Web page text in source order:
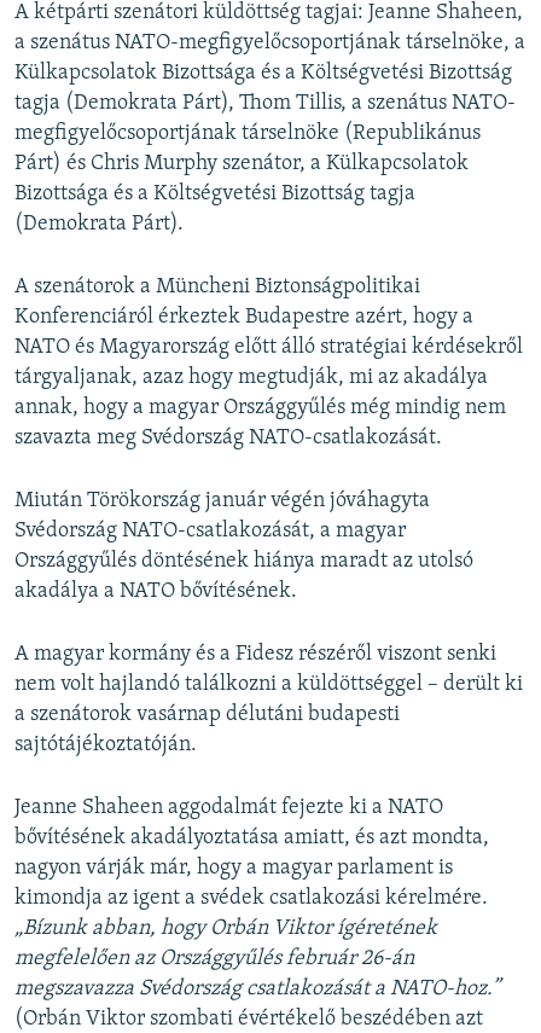
A kétpárti szenátori küldöttség tagjai: Jeanne Shaheen,
a szenátus NATO-megfigyelőcsoportjának társelnöke, a
Külkapcsolatok Bizottsága és a Költségvetési Bizottság
tagja (Demokrata Párt), Thom Tillis, a szenátus NATO-
megfigyelőcsoportjának társelnöke (Republikánus
Párt) és Chris Murphy szenátor, a Külkapcsolatok
Bizottsága és a Költségvetési Bizottság tagja
(Demokrata Párt).
A szenátorok a Müncheni Biztonságpolitikai
Konferenciáról érkeztek Budapestre azért, hogy a
NATO és Magyarország előtt álló stratégiai kérdésekről
tárgyaljanak, azaz hogy megtudják, mi az akadálya
annak, hogy a magyar Országgyűlés még mindig nem
szavazta meg Svédország NATO-csatlakozását.
Miután Törökország január végén jóváhagyta
Svédország NATO-csatlakozását, a magyar
Országgyűlés döntésének hiánya maradt az utolsó
akadálya a NATO bővítésének.
A magyar kormány és a Fidesz részéről viszont senki
nem volt hajlandó találkozni a küldöttséggel – derült ki
a szenátorok vasárnap délutáni budapesti
sajtótájékoztatóján.
Jeanne Shaheen aggodalmát fejezte ki a NATO
bővítésének akadályoztatása amiatt, és azt mondta,
nagyon várják már, hogy a magyar parlament is
kimondja az igent a svédek csatlakozási kérelmére.
„Bízunk abban, hogy Orbán Viktor ígéretének
megfelelően az Országgyűlés február 26-án
megszavazza Svédország csatlakozását a NATO-hoz.”
(Orbán Viktor szombati évértékelő beszédében azt